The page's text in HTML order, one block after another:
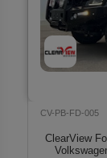
CV-PB-FD-005
ClearView